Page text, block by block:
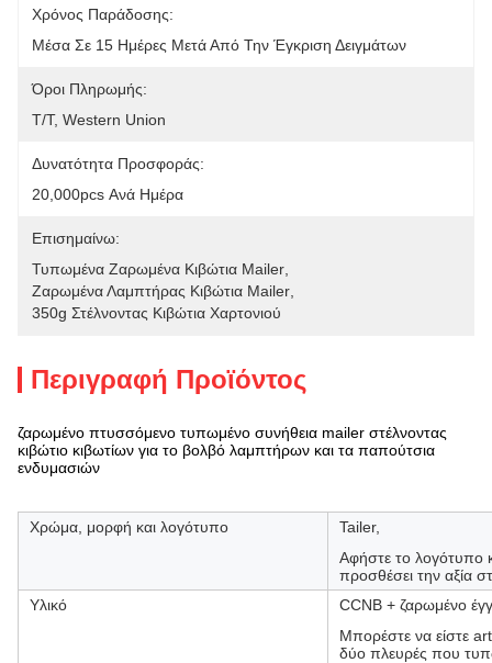
Χρόνος Παράδοσης:
Μέσα Σε 15 Ημέρες Μετά Από Την Έγκριση Δειγμάτων
Όροι Πληρωμής:
T/T, Western Union
Δυνατότητα Προσφοράς:
20,000pcs Ανά Ημέρα
Επισημαίνω:
Τυπωμένα Ζαρωμένα Κιβώτια Mailer
Ζαρωμένα Λαμπτήρας Κιβώτια Mailer
350g Στέλνοντας Κιβώτια Χαρτονιού
Περιγραφή Προϊόντος
ζαρωμένο πτυσσόμενο τυπωμένο συνήθεια mailer στέλνοντας
κιβώτιο κιβωτίων για το βολβό λαμπτήρων και τα παπούτσια
ενδυμασιών
Χρώμα, μορφή και λογότυπο
Tailer,
Αφήστε το λογότυπο
προσθέσει την αξία
Υλικό
CCNB + ζαρωμένο
Μπορέστε να είστε
δύο πλευρές που